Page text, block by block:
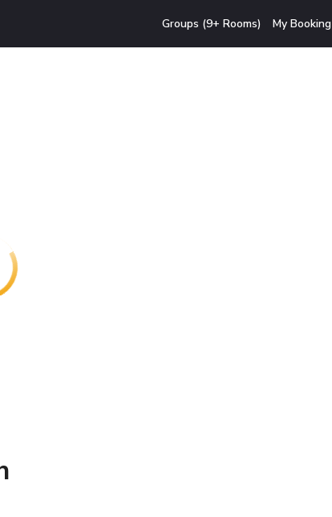
Groups (9+ Rooms) My Booking